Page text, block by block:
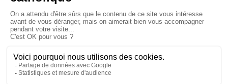
La visite pastorale du pape Léon
XIV à Assise à suivre sur KTO le
jeudi 6 août
Le pape en Uruguay, Argentine et
Pérou du 6 au 17 novembre 2026